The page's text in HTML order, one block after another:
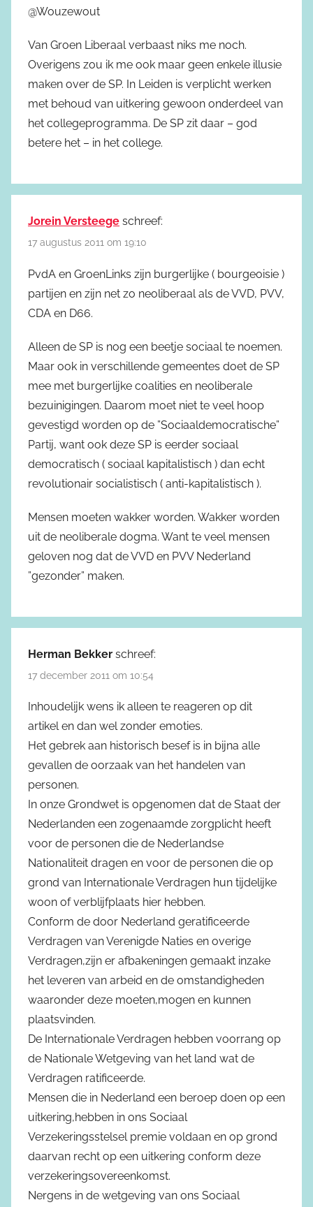
@Wouzewout
Van Groen Liberaal verbaast niks me noch.
Overigens zou ik me ook maar geen enkele illusie
maken over de SP. In Leiden is verplicht werken
met behoud van uitkering gewoon onderdeel van
het collegeprogramma. De SP zit daar – god
betere het – in het college.
Jorein Versteege schreef:
17 augustus 2011 om 19:10
PvdA en GroenLinks zijn burgerlijke ( bourgeoisie )
partijen en zijn net zo neoliberaal als de VVD, PVV,
CDA en D66.
Alleen de SP is nog een beetje sociaal te noemen.
Maar ook in verschillende gemeentes doet de SP
mee met burgerlijke coalities en neoliberale
bezuinigingen. Daarom moet niet te veel hoop
gevestigd worden op de ”Sociaaldemocratische”
Partij, want ook deze SP is eerder sociaal
democratisch ( sociaal kapitalistisch ) dan echt
revolutionair socialistisch ( anti-kapitalistisch ).
Mensen moeten wakker worden. Wakker worden
uit de neoliberale dogma. Want te veel mensen
geloven nog dat de VVD en PVV Nederland
”gezonder” maken.
Herman Bekker schreef:
17 december 2011 om 10:54
Inhoudelijk wens ik alleen te reageren op dit
artikel en dan wel zonder emoties.
Het gebrek aan historisch besef is in bijna alle
gevallen de oorzaak van het handelen van
personen.
In onze Grondwet is opgenomen dat de Staat der
Nederlanden een zogenaamde zorgplicht heeft
voor de personen die de Nederlandse
Nationaliteit dragen en voor de personen die op
grond van Internationale Verdragen hun tijdelijke
woon of verblijfplaats hier hebben.
Conform de door Nederland geratificeerde
Verdragen van Verenigde Naties en overige
Verdragen,zijn er afbakeningen gemaakt inzake
het leveren van arbeid en de omstandigheden
waaronder deze moeten,mogen en kunnen
plaatsvinden.
De Internationale Verdragen hebben voorrang op
de Nationale Wetgeving van het land wat de
Verdragen ratificeerde.
Mensen die in Nederland een beroep doen op een
uitkering,hebben in ons Sociaal
Verzekeringsstelsel premie voldaan en op grond
daarvan recht op een uitkering conform deze
verzekeringsovereenkomst.
Nergens in de wetgeving van ons Sociaal